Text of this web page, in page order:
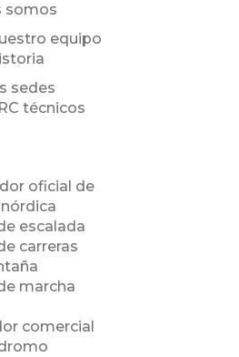
somos
equipo
sedes
técnicos
oficial de
escalada
carreras
marcha
comercial